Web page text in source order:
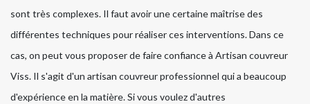
sont très complexes. Il faut avoir une certaine maîtrise des
différentes techniques pour réaliser ces interventions. Dans ce
cas, on peut vous proposer de faire confiance à Artisan couvreur
Viss. Il s'agit d'un artisan couvreur professionnel qui a beaucoup
d'expérience en la matière. Si vous voulez d'autres